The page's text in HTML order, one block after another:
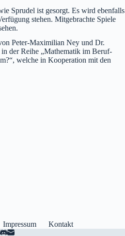
Sprudel ist gesorgt. Es wird ebenfalls
stehen. Mitgebrachte Spiele
Peter-Maximilian Ney und Dr.
der Reihe „Mathematik im Beruf-
welche in Kooperation mit den
Impressum Kontakt